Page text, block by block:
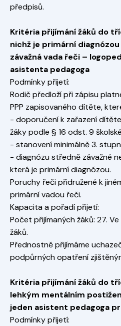
předpisů.
Kritéria přijímání žáků do
nichž je primární
závažná vada řeči –
asistenta pedagoga
Podmínky přijetí:
Rodič předloží při zápisu
PPP zapisovaného dítěte,
- doporučení k zařazení
žáky podle § 16 odst. 9
- stanovení minimálně 3.
- diagnózu středně závažné
která je primární diagnózou.
Poruchy řeči přidružené k
primární vadou řeči.
Kapacita a pořadí přijetí:
Počet přijímaných žáků: 27.
žáků.
Přednostně přijímáme
podpůrných opatření
Kritéria přijímání žáků do
lehkým mentálním
jeden asistent pedagoga
Podmínky přijetí: